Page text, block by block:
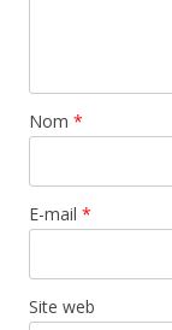
Nom *
E-mail *
Site web